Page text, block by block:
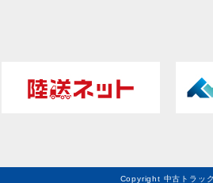
Copyright 中古トラッ